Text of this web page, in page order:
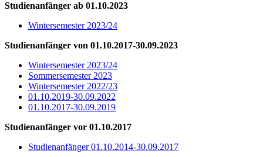
Studienanfänger ab 01.10.2023
Wintersemester 2023/24
Studienanfänger von 01.10.2017-30.09.2023
Wintersemester 2023/24
Sommersemester 2023
Wintersemester 2022/23
01.10.2019-30.09.2022
01.10.2017-30.09.2019
Studienanfänger vor 01.10.2017
Studienanfänger 01.10.2014-30.09.2017